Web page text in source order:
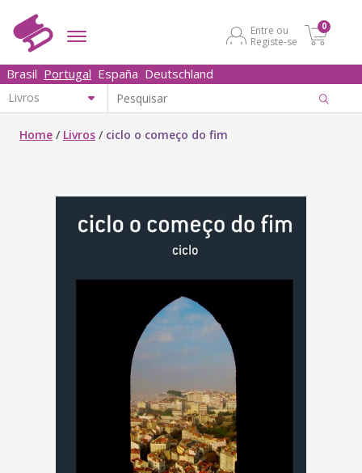
Entre ou
Registe-se
0
Brasil Portugal España Deutschland
Home / Livros / ciclo o começo do fim